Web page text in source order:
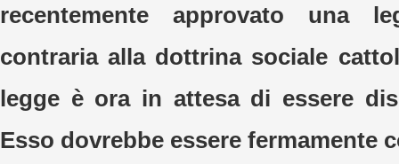
recentemente approvato una
contraria alla dottrina sociale
legge è ora in attesa di essere
Esso dovrebbe essere fermamente